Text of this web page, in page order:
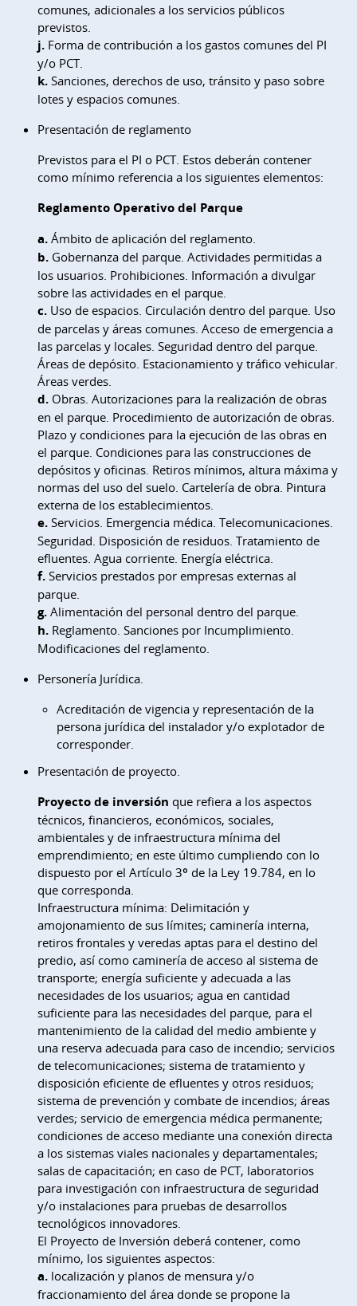
comunes, adicionales a los servicios públicos
previstos.
j. Forma de contribución a los gastos comunes del PI
y/o PCT.
k.Sanciones, derechos de uso, tránsito y paso sobre
lotes y espacios comunes.
Presentación de reglamento
Previstos para el PI o PCT. Estos deberán contener
como mínimo referencia a los siguientes elementos:
Reglamento Operativo del Parque
a. Ámbito de aplicación del reglamento.
b.Gobernanza del parque. Actividades permitidas a
los usuarios. Prohibiciones. Información a divulgar
sobre las actividades en el parque.
c. Uso de espacios. Circulación dentro del parque. Uso
de parcelas y áreas comunes. Acceso de emergencia a
las parcelas y locales. Seguridad dentro del parque.
Áreas de depósito. Estacionamiento y tráfico vehicular.
Áreas verdes.
d.Obras. Autorizaciones para la realización de obras
en el parque. Procedimiento de autorización de obras.
Plazo y condiciones para la ejecución de las obras en
el parque. Condiciones para las construcciones de
depósitos y oficinas. Retiros mínimos, altura máxima y
normas del uso del suelo. Cartelería de obra. Pintura
externa de los establecimientos.
e.Servicios. Emergencia médica. Telecomunicaciones.
Seguridad. Disposición de residuos. Tratamiento de
efluentes. Agua corriente. Energía eléctrica.
f.Servicios prestados por empresas externas al
parque.
g.Alimentación del personal dentro del parque.
h.Reglamento. Sanciones por Incumplimiento.
Modificaciones del reglamento.
Personería Jurídica.
Acreditación de vigencia y representación de la
persona jurídica del instalador y/o explotador de
corresponder.
Presentación de proyecto.
Proyecto de inversión que refiera a los aspectos
técnicos, financieros, económicos, sociales,
ambientales y de infraestructura mínima del
emprendimiento; en este último cumpliendo con lo
dispuesto por el Artículo 3º de la Ley 19.784, en lo
que corresponda.
Infraestructura mínima: Delimitación y
amojonamiento de sus límites; caminería interna,
retiros frontales y veredas aptas para el destino del
predio, así como caminería de acceso al sistema de
transporte; energía suficiente y adecuada a las
necesidades de los usuarios; agua en cantidad
suficiente para las necesidades del parque, para el
mantenimiento de la calidad del medio ambiente y
una reserva adecuada para caso de incendio; servicios
de telecomunicaciones; sistema de tratamiento y
disposición eficiente de efluentes y otros residuos;
sistema de prevención y combate de incendios; áreas
verdes; servicio de emergencia médica permanente;
condiciones de acceso mediante una conexión directa
a los sistemas viales nacionales y departamentales;
salas de capacitación; en caso de PCT, laboratorios
para investigación con infraestructura de seguridad
y/o instalaciones para pruebas de desarrollos
tecnológicos innovadores.
El Proyecto de Inversión deberá contener, como
mínimo, los siguientes aspectos:
a. localización y planos de mensura y/o
fraccionamiento del área donde se propone la